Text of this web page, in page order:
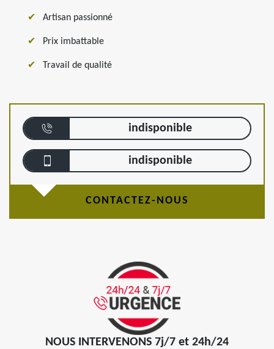
Artisan passionné
Prix imbattable
Travail de qualité
indisponible
indisponible
CONTACTEZ-NOUS
NOUS INTERVENONS 7j/7 et 24h/24